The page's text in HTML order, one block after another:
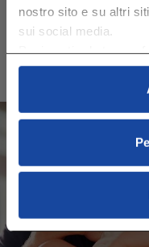
nostro sito e su altri
sui social media.
Puoi gestire le tue
cliccando su
informazioni sono
nella
Crea il tuo
scegli i tuoi
​Per te uno